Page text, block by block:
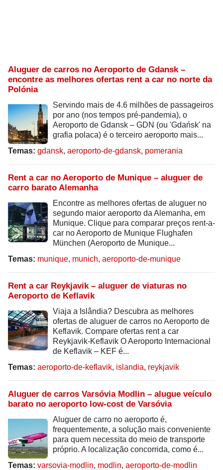
Aluguer de carros no Aeroporto de Gdansk –
encontre as melhores ofertas rent a car no norte da
Polónia
Servindo mais de 4.6 milhões de passageiros
por ano (nos tempos pré-pandemia), o
Aeroporto de Gdansk – GDN (ou 'Gdańsk' na
grafia polaca) é o terceiro aeroporto mais...
Temas: gdansk, aeroporto-de-gdansk, pomerania
Rent a car no Aeroporto de Munique – aluguer de
carro barato Alemanha
Encontre as melhores ofertas de aluguer no
segundo maior aeroporto da Alemanha, em
Munique. Clique para comparar preços rent-a-
car no Aeroporto de Munique Flughafen
München (Aeroporto de Munique...
Temas: munique, munich, aeroporto-de-munique
Rent a car Reykjavik – aluguer de viaturas no
Aeroporto de Keflavik
Viaja a Islândia? Descubra as melhores
ofertas de aluguer de carros no Aeroporto de
Keflavik. Compare ofertas rent a car
Reykjavik-Keflavik O Aeroporto Internacional
de Keflavik – KEF é...
Temas: aeroporto-de-keflavik, islandia, reykjavik
Aluguer de carros Varsóvia Modlin – alugue veículo
barato no aeroporto low-cost de Varsóvia
Aluguer de carro no aeroporto é,
frequentemente, a solução mais conveniente
para quem necessita do meio de transporte
próprio. A localização concorrida, como é...
Temas: varsovia-modlin, modlin, aeroporto-de-modlin